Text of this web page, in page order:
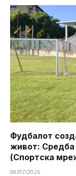
Фудбалот
живот: Средба
(Спортска
08/07/2026